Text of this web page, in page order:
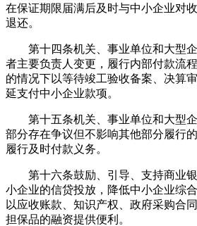
在保证期限届满后及时与中小企业对
退还。
第十四条机关、事业单位和大型企
者主要负责人变更，履行内部付款流
的情况下以等待竣工验收备案、决算
延支付中小企业款项。
第十五条机关、事业单位和大型企
部分存在争议但不影响其他部分履行
履行及时付款义务。
第十六条鼓励、引导、支持商业银
小企业的信贷投放，降低中小企业综
以应收账款、知识产权、政府采购合
担保品的融资提供便利。